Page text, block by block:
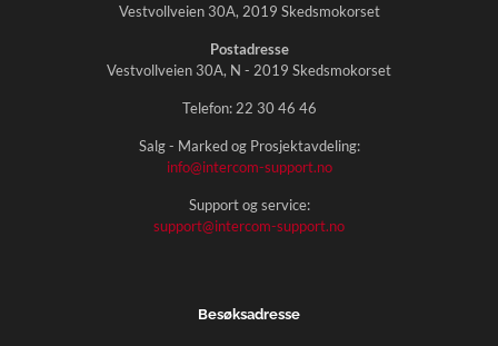
Vestvollveien 30A, 2019 Skedsmokorset
Postadresse
Vestvollveien 30A, N - 2019 Skedsmokorset
Telefon: 22 30 46 46
Salg - Marked og Prosjektavdeling:
info@intercom-support.no
Support og service:
support@intercom-support.no
Besøksadresse